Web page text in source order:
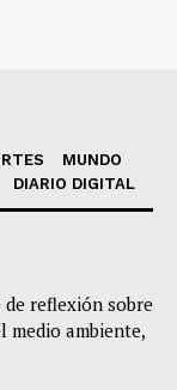
MUNDO
DIARIO DIGITAL
reflexión sobre
medio ambiente,